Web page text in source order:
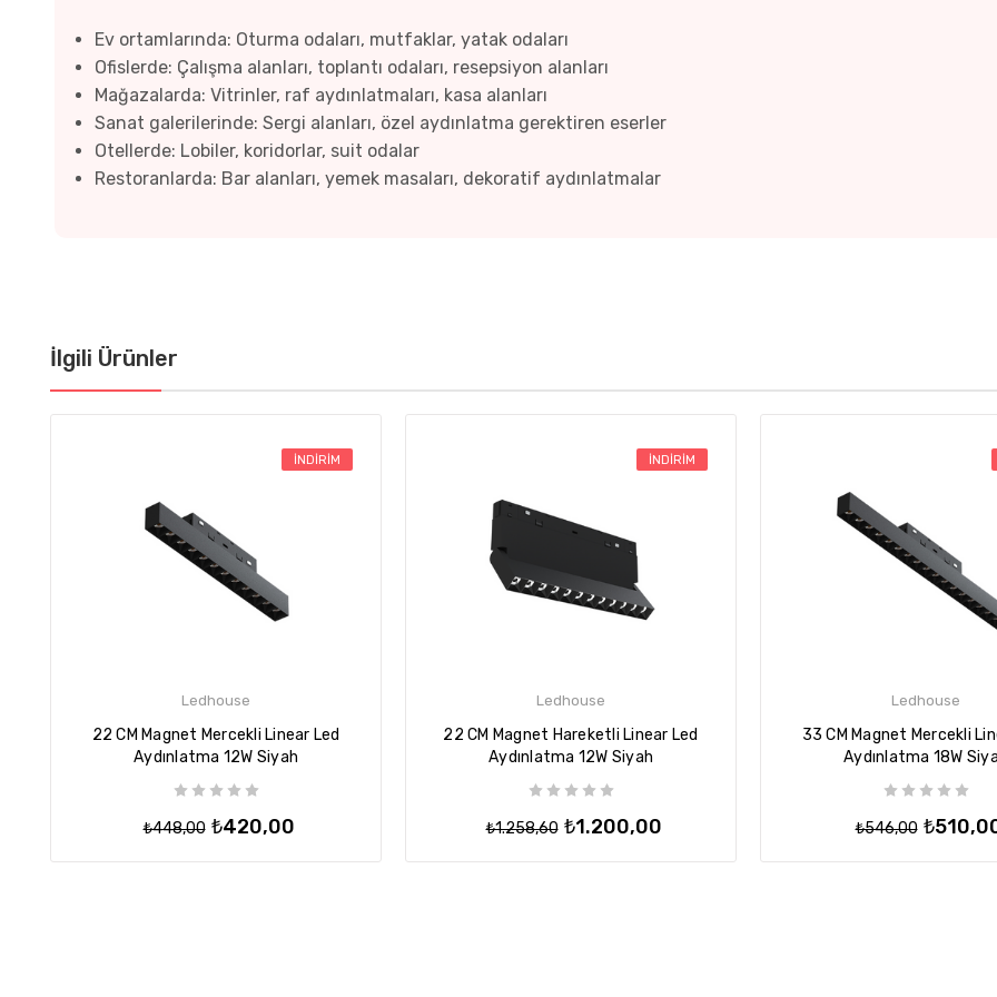
Ev ortamlarında: Oturma odaları, mutfaklar, yatak odaları
Ofislerde: Çalışma alanları, toplantı odaları, resepsiyon alanları
Mağazalarda: Vitrinler, raf aydınlatmaları, kasa alanları
Sanat galerilerinde: Sergi alanları, özel aydınlatma gerektiren eserler
Otellerde: Lobiler, koridorlar, suit odalar
Restoranlarda: Bar alanları, yemek masaları, dekoratif aydınlatmalar
İlgili Ürünler
İNDIRIM
Ledhouse
22 CM Magnet Mercekli Linear Led
Aydınlatma 12W Siyah
₺448,00 ₺420,00
İNDIRIM
Ledhouse
22 CM Magnet Hareketli Linear Led
Aydınlatma 12W Siyah
₺1.258,60 ₺1.200,00
Ledhouse
33 CM Magnet Mercekli
Aydınlatma 18W
₺546,00